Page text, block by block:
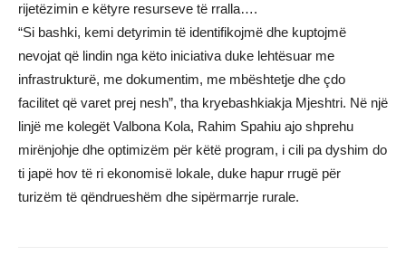
rijetëzimin e këtyre resurseve të rralla….
“Si bashki, kemi detyrimin të identifikojmë dhe kuptojmë
nevojat që lindin nga këto iniciativa duke lehtësuar me
infrastrukturë, me dokumentim, me mbështetje dhe çdo
facilitet që varet prej nesh”, tha kryebashkiakja Mjeshtri. Në një
linjë me kolegët Valbona Kola, Rahim Spahiu ajo shprehu
mirënjohje dhe optimizëm për këtë program, i cili pa dyshim do
ti japë hov të ri ekonomisë lokale, duke hapur rrugë për
turizëm të qëndrueshëm dhe sipërmarrje rurale.